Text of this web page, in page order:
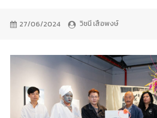
27/06/2024 วิชนี เสือพงษ์